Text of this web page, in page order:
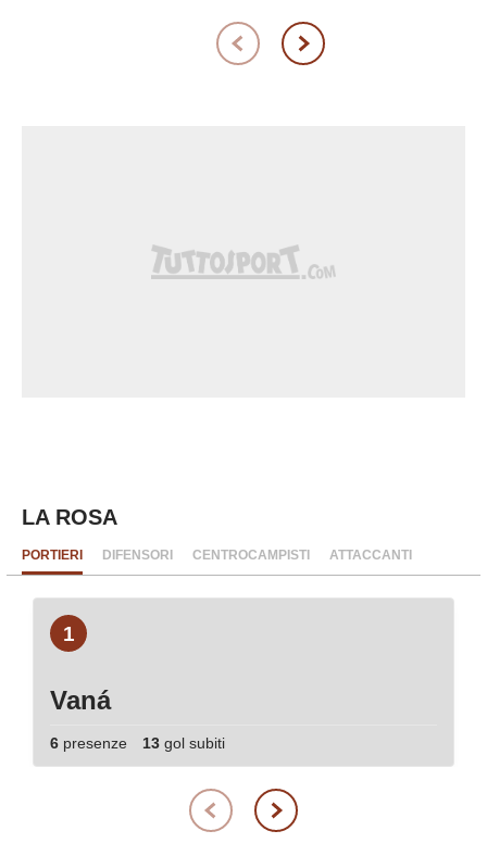
LA ROSA
PORTIERI DIFENSORI CENTROCAMPISTI ATTACCANTI
1
Vaná
6 presenze 13 gol subiti